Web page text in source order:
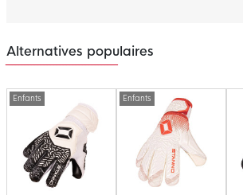
Alternatives populaires
Enfants Enfants